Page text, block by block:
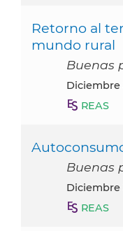
Retorno al
mundo rural
Buenas
REAS
Buenas
REAS